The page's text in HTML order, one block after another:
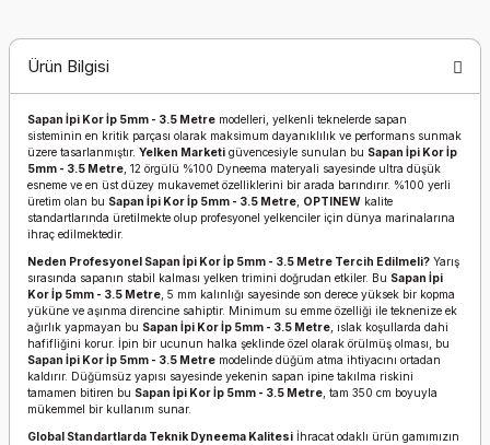
Ürün Bilgisi
Sapan İpi Kor İp 5mm - 3.5 Metre modelleri, yelkenli teknelerde sapan
sisteminin en kritik parçası olarak maksimum dayanıklılık ve performans sunmak
üzere tasarlanmıştır. Yelken Marketi güvencesiyle sunulan bu Sapan İpi Kor İp
5mm - 3.5 Metre , 12 örgülü %100 Dyneema materyali sayesinde ultra düşük
esneme ve en üst düzey mukavemet özelliklerini bir arada barındırır. %100 yerli
üretim olan bu Sapan İpi Kor İp 5mm - 3.5 Metre OPTINEW kalite
standartlarında üretilmekte olup profesyonel yelkenciler için dünya marinalarına
ihraç edilmektedir.
Neden Profesyonel Sapan İpi Kor İp 5mm - 3.5 Metre Tercih Edilmeli? Yarış
sırasında sapanın stabil kalması yelken trimini doğrudan etkiler. Bu Sapan İpi
Kor İp 5mm - 3.5 Metre , 5 mm kalınlığı sayesinde son derece yüksek bir kopma
yüküne ve aşınma direncine sahiptir. Minimum su emme özelliği ile teknenize ek
ağırlık yapmayan bu Sapan İpi Kor İp 5mm - 3.5 Metre , ıslak koşullarda dahi
hafifliğini korur. İpin bir ucunun halka şeklinde özel olarak örülmüş olması, bu
Sapan İpi Kor İp 5mm - 3.5 Metre modelinde düğüm atma ihtiyacını ortadan
kaldırır. Düğümsüz yapısı sayesinde yekenin sapan ipine takılma riskini
tamamen bitiren bu Sapan İpi Kor İp 5mm - 3.5 Metre , tam 350 cm boyuyla
mükemmel bir kullanım sunar.
Global Standartlarda Teknik Dyneema Kalitesi İhracat odaklı ürün gamımızın